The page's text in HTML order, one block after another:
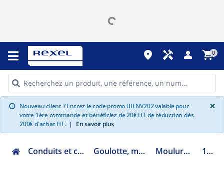
place handyman person shopping_cart0
info Nouveau client ? Entrez le code promo BIENV202 valable pour
votre 1ère commande et bénéficiez de 20€ HT de réduction dès
200€ d'achat HT. | En savoir plus
×
Conduits et cheminements Goulotte, moulure et GTL Moulure et plinthe 11502